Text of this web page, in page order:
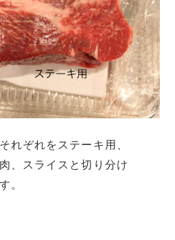
れぞれをステーキ用、
、スライスと切り分け
。